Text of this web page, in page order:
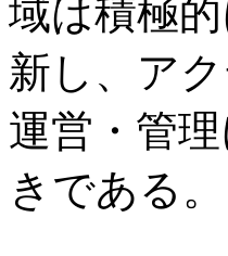
域は積極
新し、ア
運営・管
きである。